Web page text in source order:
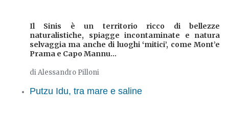
Il Sinis è un territorio ricco di bellezze
naturalistiche, spiagge incontaminate e natura
selvaggia ma anche di luoghi ‘mitici’, come Mont’e
Prama e Capo Mannu...
di Alessandro Pilloni
Putzu Idu, tra mare e saline